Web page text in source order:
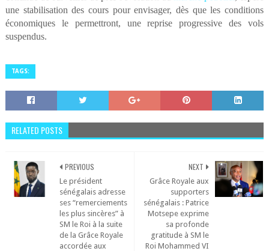
une stabilisation des cours pour envisager, dès que les conditions
économiques le permettront, une reprise progressive des vols
suspendus.
TAGS:
RELATED POSTS
NEXT
Grâce Royale aux
supporters
sénégalais : Patrice
Motsepe exprime
sa profonde
gratitude à SM le
Roi Mohammed VI
PREVIOUS
Le président
sénégalais adresse
ses “remerciements
les plus sincères” à
SM le Roi à la suite
de la Grâce Royale
accordée aux